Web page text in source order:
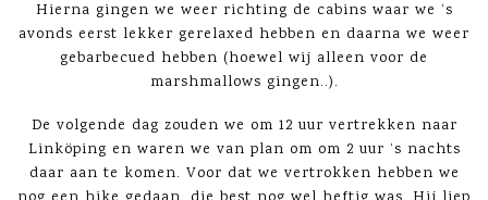
Hierna gingen we weer richting de cabins waar we ‘s
avonds eerst lekker gerelaxed hebben en daarna we weer
gebarbecued hebben (hoewel wij alleen voor de
marshmallows gingen..).
De volgende dag zouden we om 12 uur vertrekken naar
Linköping en waren we van plan om om 2 uur ‘s nachts
daar aan te komen. Voor dat we vertrokken hebben we